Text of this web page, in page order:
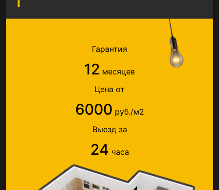
Гарантия
12 месяцев
Цена от
6000 руб./м2
Выезд за
24 часа